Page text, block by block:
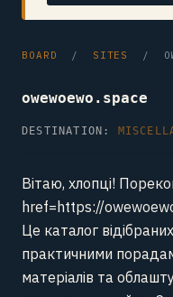
BOARD / SITES /
owewoewo.space
DESTINATION:
Вітаю, хлопці!
href=https://
Це каталог
практичними
матеріалів та